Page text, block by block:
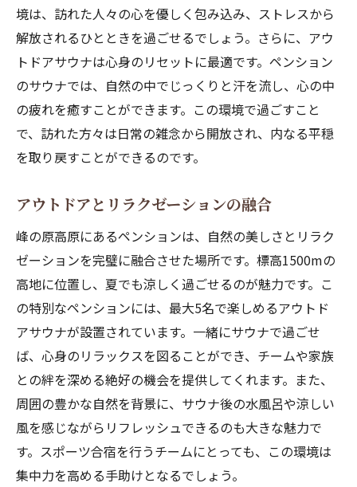
境は、訪れた人々の心を優しく包み込み、ストレスから
解放されるひとときを過ごせるでしょう。さらに、アウ
トドアサウナは心身のリセットに最適です。ペンション
のサウナでは、自然の中でじっくりと汗を流し、心の中
の疲れを癒すことができます。この環境で過ごすこと
で、訪れた方々は日常の雑念から開放され、内なる平穏
を取り戻すことができるのです。
アウトドアとリラクゼーションの融合
峰の原高原にあるペンションは、自然の美しさとリラク
ゼーションを完璧に融合させた場所です。標高1500mの
高地に位置し、夏でも涼しく過ごせるのが魅力です。こ
の特別なペンションには、最大5名で楽しめるアウトド
アサウナが設置されています。一緒にサウナで過ごせ
ば、心身のリラックスを図ることができ、チームや家族
との絆を深める絶好の機会を提供してくれます。また、
周囲の豊かな自然を背景に、サウナ後の水風呂や涼しい
風を感じながらリフレッシュできるのも大きな魅力で
す。スポーツ合宿を行うチームにとっても、この環境は
集中力を高める手助けとなるでしょう。